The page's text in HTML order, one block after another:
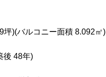
坪)(バルコニー面積 8.092㎡)
後 48年)